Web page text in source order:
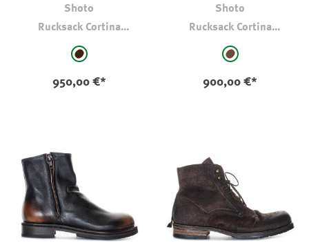
Shoto
Rucksack Cortina
auswählen
schwarz-braun
950,00 €*
Shoto
Rucksack Cortina
auswählen
braun
900,00 €*